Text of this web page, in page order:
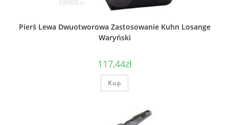
Pierś Lewa Dwuotworowa Zastosowanie Kuhn Losange
Waryński
117,44zł
Kup